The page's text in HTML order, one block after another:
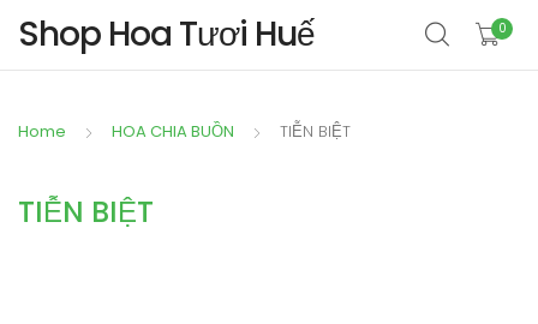
Shop Hoa Tươi Huế 0
Home HOA CHIA BUỒN TIỄN BIỆT
TIỄN BIỆT